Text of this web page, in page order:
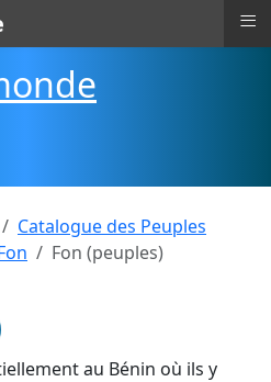
Catalogue des Peuples
Fon (peuples)
au Bénin où ils y
≡